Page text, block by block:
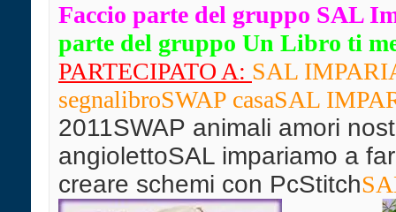
Faccio parte del gruppo SAL
parte del gruppo Un Libro ti
PARTECIPATO A: SAL
segnalibroSWAP casaSAL
2011SWAP animali amori
angiolettoSAL impariamo a
creare schemi con PcStitch